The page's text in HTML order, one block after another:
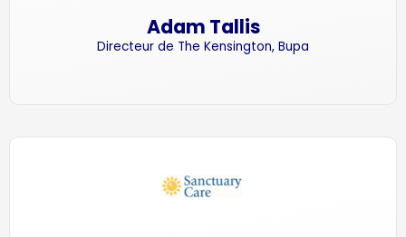
Adam Tallis
Directeur de The Kensington, Bupa